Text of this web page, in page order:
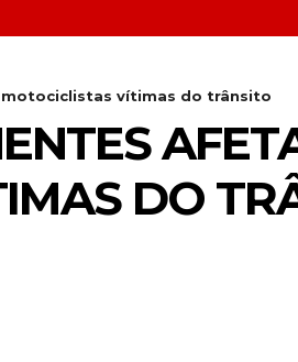
motociclistas vítimas do trânsito
DO